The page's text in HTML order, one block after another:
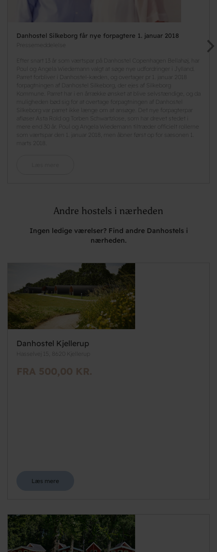
Danhostel Silkeborg får nye forpagtere 1. januar 2018
Pressemeddelelse
Efter snart 13 år som værtspar på Danhostel Copenhagen Bellahøj, har
Poul og Angela Wiedemann valgt at søge nye udfordringer i Jylland.
Parret forbliver i Danhostel-kæden, og overtager pr 1. januar 2018
forpagtningen af Danhostel Silkeborg, der ejes af Silkeborg
Kommune. Parret har i en årrække ønsket at blive selvstændige, og da
muligheden bød sig for at overtage forpagtningen af Danhostel
Silkeborg var parret ikke længe om at ansøge. Det nye forpagterpar
afløser Asta Rold og Torben Schwartzlose, som har drevet stedet i
mere end 30 år. Poul og Angela Wiedemann tiltræder officielt rollerne
som værtspar den 1. januar 2018, men åbner først op for sæsonen 1.
marts 2018.
Andre hostels i nærheden
Ingen ledige værelser? Find andre Danhostels i
nærheden.
Danhostel Kjellerup
Hasselvej 15, 8620 Kjellerup
FRA 500,00 KR.
Læs mere